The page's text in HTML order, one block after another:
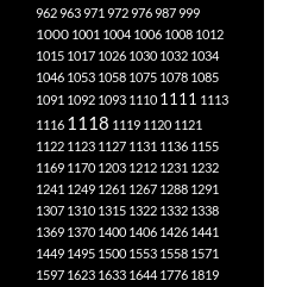
962963971 972976987999
1000 1001 1004 1006 1008 1012
1015 1017 1026 1030 1032 1034
1046 1053 1058 1075 1078 1085
1091 1092 1093 1110 1111 1113
1116 1118 1119 1120 1121
1122 1123 1127 1131 1136 1155
1169 1170 1203 1212 1231 1232
1241 1249 1261 1267 1288 1291
1307 1310 1315 1322 1332 1338
1369 1370 1400 1406 1426 1441
1449 1495 1500 1553 1558 1571
1597 1623 1633 1644 1776 1819